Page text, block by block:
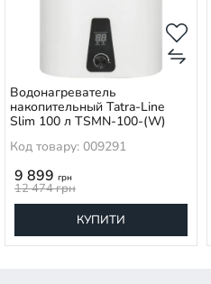
Водонагреватель
накопительный Tatra-Line
Slim 100 л TSMN-100-(W)
Код товару: 009291
9 899 грн
12 474грн
КУПИТИ